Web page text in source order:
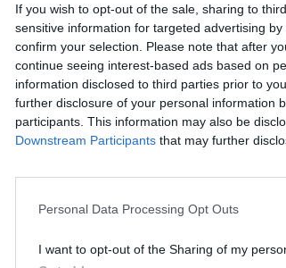
If you wish to opt-out of the sale, sharing to
sensitive information for targeted advertising
confirm your selection. Please note that after
continue seeing interest-based ads based on
information disclosed to third parties prior to
further disclosure of your personal information
participants. This information may also be
Downstream Participants that may further
Personal Data Processing Opt Outs
I want to opt-out of the Sharing of my